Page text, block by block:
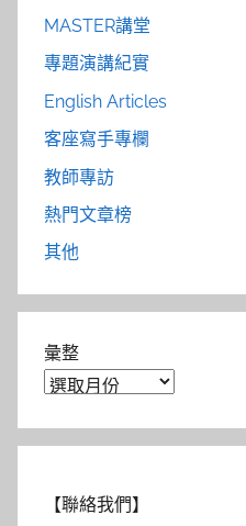
MASTER講堂
專題演講紀實
English Articles
客座寫手專欄
教師專訪
熱門文章榜
其他
彙整
【聯絡我們】